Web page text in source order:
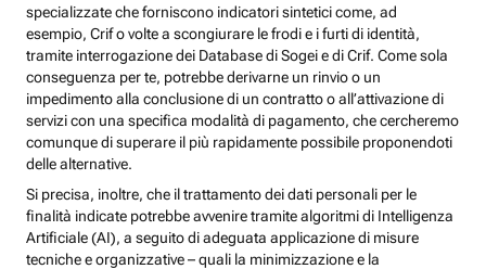
specializzate che forniscono indicatori sintetici come, ad
esempio, Crif o volte a scongiurare le frodi e i furti di identità,
tramite interrogazione dei Database di Sogei e di Crif. Come sola
conseguenza per te, potrebbe derivarne un rinvio o un
impedimento alla conclusione di un contratto o all’attivazione di
servizi con una specifica modalità di pagamento, che cercheremo
comunque di superare il più rapidamente possibile proponendoti
delle alternative.
Si precisa, inoltre, che il trattamento dei dati personali per le
finalità indicate potrebbe avvenire tramite algoritmi di Intelligenza
Artificiale (AI), a seguito di adeguata applicazione di misure
tecniche e organizzative – quali la minimizzazione e la